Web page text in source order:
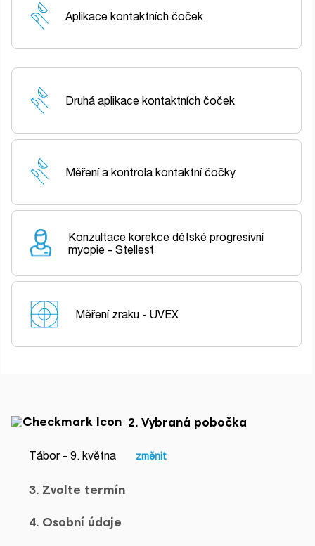
Aplikace kontaktních čoček
Druhá aplikace kontaktních čoček
Měření a kontrola kontaktní čočky
Konzultace korekce dětské progresivní
myopie - Stellest
Měření zraku - UVEX
2. Vybraná pobočka
Tábor - 9. května změnit
3. Zvolte termín
4. Osobní údaje